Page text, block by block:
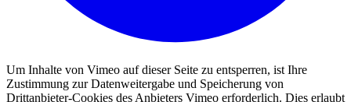
Um Inhalte von Vimeo auf dieser Seite zu entsperren, ist Ihre
Zustimmung zur Datenweitergabe und Speicherung von
Drittanbieter-Cookies des Anbieters Vimeo erforderlich. Dies erlaubt